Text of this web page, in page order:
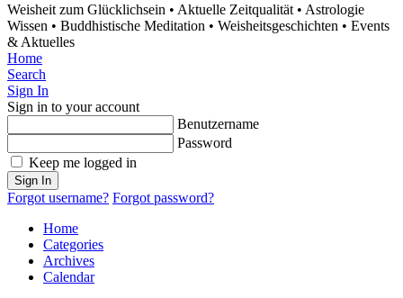
Weisheit zum Glücklichsein • Aktuelle Zeitqualität • Astrologie
Wissen • Buddhistische Meditation • Weisheitsgeschichten • Events
& Aktuelles
Home
Search
Sign In
Sign in to your account
Benutzername
Password
Keep me logged in
Sign In
Forgot username? Forgot password?
Home
Categories
Archives
Calendar